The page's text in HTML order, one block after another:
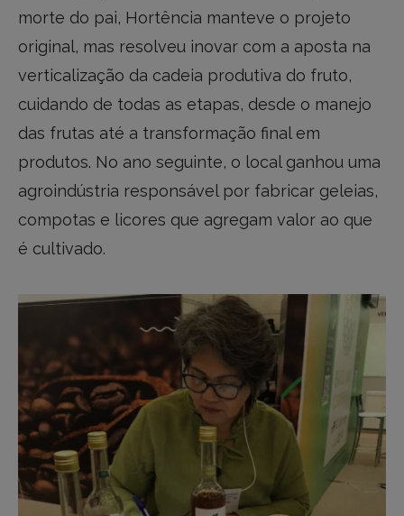
morte do pai, Hortência manteve o projeto
original, mas resolveu inovar com a aposta na
verticalização da cadeia produtiva do fruto,
cuidando de todas as etapas, desde o manejo
das frutas até a transformação final em
produtos. No ano seguinte, o local ganhou uma
agroindústria responsável por fabricar geleias,
compotas e licores que agregam valor ao que
é cultivado.